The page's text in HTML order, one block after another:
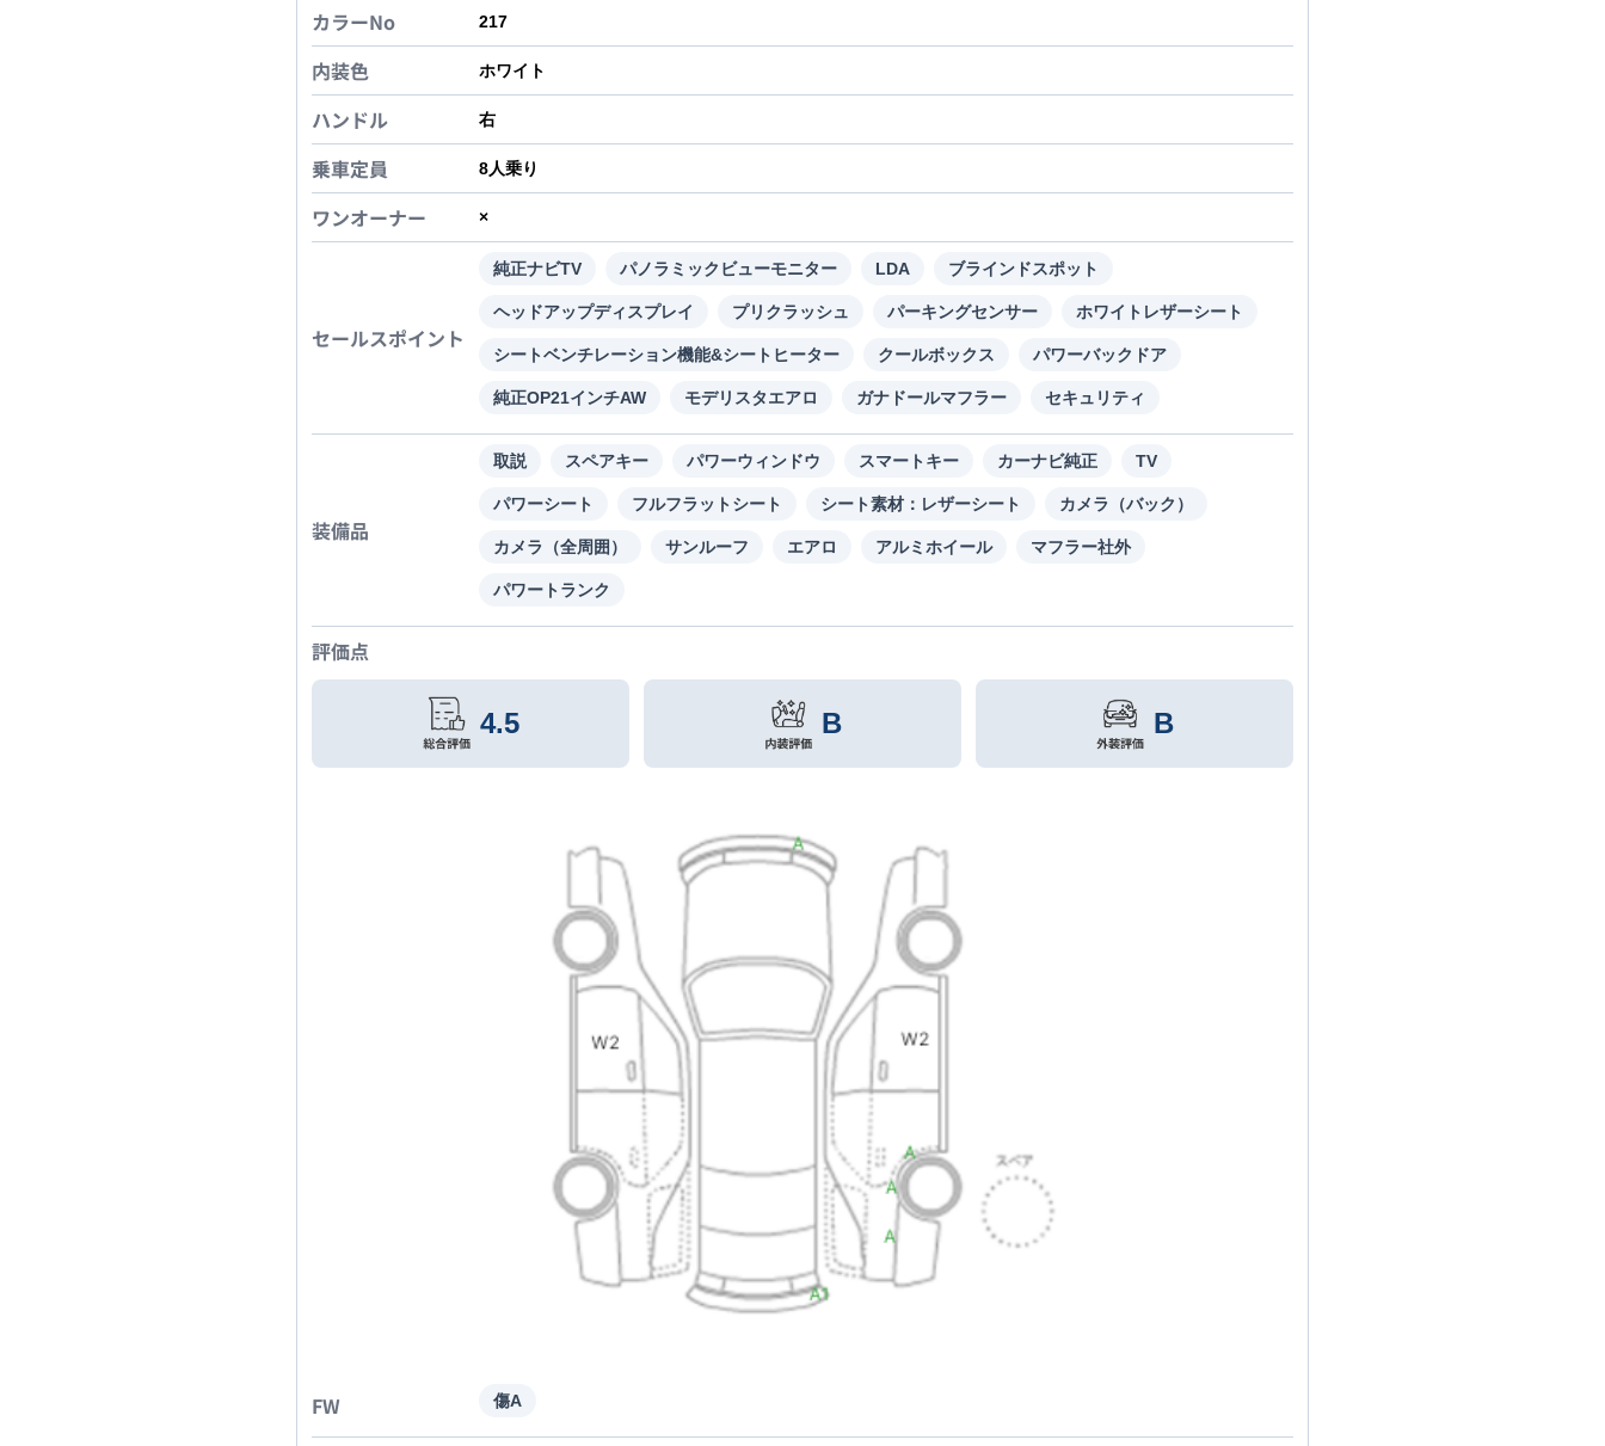
カラーNo 217
内装色 ホワイト
ハンドル 右
乗車定員 8人乗り
ワンオーナー ×
セールスポイント
純正ナビTV パノラミックビューモニター LDA ブラインドスポット
ヘッドアップディスプレイ プリクラッシュ パーキングセンサー ホワイトレザーシート
シートベンチレーション機能&シートヒーター クールボックス パワーバックドア
純正OP21インチAW モデリスタエアロ ガナドールマフラー セキュリティ
装備品
取説 スペアキー パワーウィンドウ スマートキー カーナビ純正 TV
パワーシート フルフラットシート シート素材：レザーシート カメラ（バック）
カメラ（全周囲） サンルーフ エアロ アルミホイール マフラー社外
パワートランク
評価点
4.5 B B
FW 傷A